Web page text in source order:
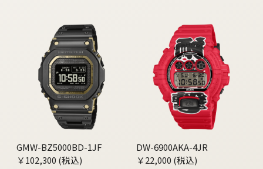
GMW-BZ5000BD-1JF
￥102,300 (税込)
DW-6900AKA-4JR
￥22,000 (税込)